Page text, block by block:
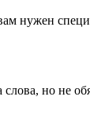
нужен
слова, но не